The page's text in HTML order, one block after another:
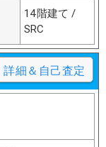
14階建て /
SRC
詳細＆自己査定